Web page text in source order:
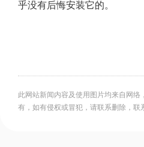
乎没有后悔安装它的。
此网站新闻内容及使用图片均来自网
有，如有侵权或冒犯，请联系删除，